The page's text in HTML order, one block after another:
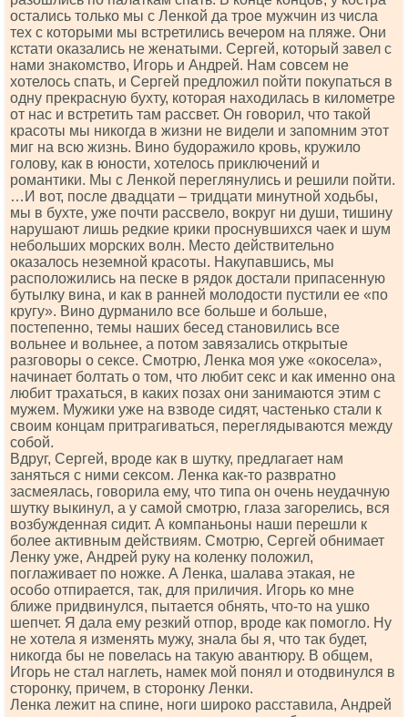
остались только мы с Ленкой да трое мужчин из числа
тех с которыми мы встретились вечером на пляже. Они
кстати оказались не женатыми. Сергей, который завел с
нами знакомство, Игорь и Андрей. Нам совсем не
хотелось спать, и Сергей предложил пойти покупаться в
одну прекрасную бухту, которая находилась в километре
от нас и встретить там рассвет. Он говорил, что такой
красоты мы никогда в жизни не видели и запомним этот
миг на всю жизнь. Вино будоражило кровь, кружило
голову, как в юности, хотелось приключений и
романтики. Мы с Ленкой переглянулись и решили пойти.
…И вот, после двадцати – тридцати минутной ходьбы,
мы в бухте, уже почти рассвело, вокруг ни души, тишину
нарушают лишь редкие крики проснувшихся чаек и шум
небольших морских волн. Место действительно
оказалось неземной красоты. Накупавшись, мы
расположились на песке в рядок достали припасенную
бутылку вина, и как в ранней молодости пустили ее «по
кругу». Вино дурманило все больше и больше,
постепенно, темы наших бесед становились все
вольнее и вольнее, а потом завязались открытые
разговоры о сексе. Смотрю, Ленка моя уже «окосела»,
начинает болтать о том, что любит секс и как именно она
любит трахаться, в каких позах они занимаются этим с
мужем. Мужики уже на взводе сидят, частенько стали к
своим концам притрагиваться, переглядываются между
собой.
Вдруг, Сергей, вроде как в шутку, предлагает нам
заняться с ними сексом. Ленка как-то развратно
засмеялась, говорила ему, что типа он очень неудачную
шутку выкинул, а у самой смотрю, глаза загорелись, вся
возбужденная сидит. А компаньоны наши перешли к
более активным действиям. Смотрю, Сергей обнимает
Ленку уже, Андрей руку на коленку положил,
поглаживает по ножке. А Ленка, шалава этакая, не
особо отпирается, так, для приличия. Игорь ко мне
ближе придвинулся, пытается обнять, что-то на ушко
шепчет. Я дала ему резкий отпор, вроде как помогло. Ну
не хотела я изменять мужу, знала бы я, что так будет,
никогда бы не повелась на такую авантюру. В общем,
Игорь не стал наглеть, намек мой понял и отодвинулся в
сторонку, причем, в сторонку Ленки.
Ленка лежит на спине, ноги широко расставила, Андрей